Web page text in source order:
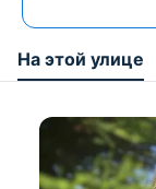
На этой улице